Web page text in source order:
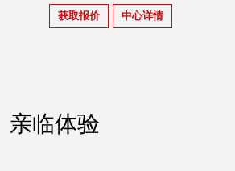
获取报价 中心详情
亲临体验